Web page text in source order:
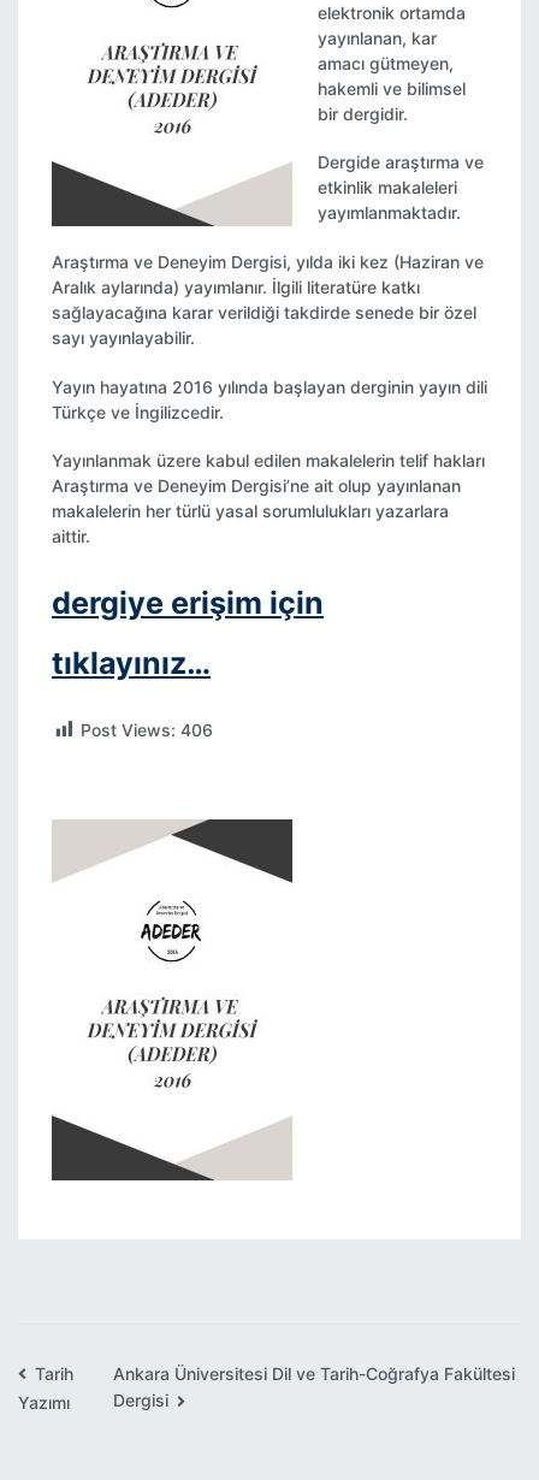
elektronik ortamda
yayınlanan, kar
amacı gütmeyen,
hakemli ve bilimsel
bir dergidir.
Dergide araştırma ve
etkinlik makaleleri
yayımlanmaktadır.
Araştırma ve Deneyim Dergisi, yılda iki kez (Haziran ve
Aralık aylarında) yayımlanır. İlgili literatüre katkı
sağlayacağına karar verildiği takdirde senede bir özel
sayı yayınlayabilir.
Yayın hayatına 2016 yılında başlayan derginin yayın dili
Türkçe ve İngilizcedir.
Yayınlanmak üzere kabul edilen makalelerin telif hakları
Araştırma ve Deneyim Dergisi’ne ait olup yayınlanan
makalelerin her türlü yasal sorumlulukları yazarlara
aittir.
dergiye erişim için
tıklayınız…
Post Views: 406
Yazı
gezinmesi
Tarih
Yazımı
Ankara Üniversitesi Dil ve Tarih-Coğrafya Fakültesi
Dergisi